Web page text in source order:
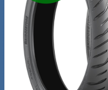
Mopoauton osat
Mönkijän osat
Puutarha ja metsä
Ajovarusteet